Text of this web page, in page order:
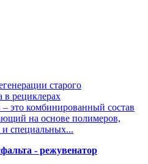
старого
в рециклерах
это комбинированный состав
на основе полимеров,
специальных...
- режувенатор